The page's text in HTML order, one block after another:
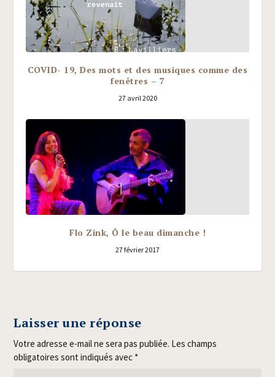
COVID- 19, Des mots et des musiques comme des
fenêtres – 7
27 avril 2020
Flo Zink, Ô le beau dimanche !
27 février 2017
Laisser une réponse
Votre adresse e-mail ne sera pas publiée. Les champs
obligatoires sont indiqués avec *